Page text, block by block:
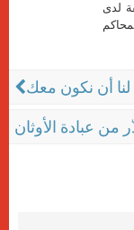
لدى
أن نكون معك
من عبادة الأوثان